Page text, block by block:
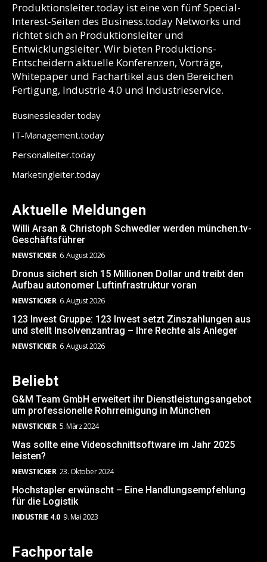
Produktionsleiter.today ist eine von fünf Special-
Interest-Seiten des Business.today Networks und
richtet sich an Produktionsleiter und
Entwicklungsleiter. Wir bieten Produktions-
Entscheidern aktuelle Konferenzen, Vorträge,
Whitepaper und Fachartikel aus den Bereichen
Fertigung, Industrie 4.0 und Industrieservice.
Businessleader.today
IT-Management.today
Personalleiter.today
Marketingleiter.today
Aktuelle Meldungen
Willi Arsan & Christoph Schwedler werden münchen.tv-
Geschäftsführer
NEWSTICKER 6. August 2026
Dronus sichert sich 15 Millionen Dollar und treibt den
Aufbau autonomer Luftinfrastruktur voran
NEWSTICKER 6. August 2026
123 Invest Gruppe: 123 Invest setzt Zinszahlungen aus
und stellt Insolvenzantrag – Ihre Rechte als Anleger
NEWSTICKER 6. August 2026
Beliebt
G&M Team GmbH erweitert ihr Dienstleistungsangebot
um professionelle Rohrreinigung in München
NEWSTICKER 5. März 2024
Was sollte eine Videoschnittsoftware im Jahr 2025
leisten?
NEWSTICKER 23. Oktober 2024
Hochstapler erwünscht – Eine Handlungsempfehlung
für die Logistik
INDUSTRIE 4.0 9. Mai 2023
Fachportale